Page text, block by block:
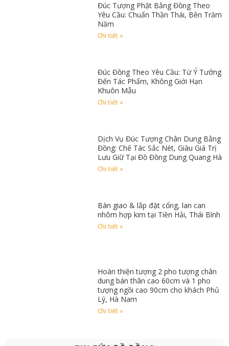
Đúc Tượng Phật Bằng Đồng Theo
Yêu Cầu: Chuẩn Thần Thái, Bền Trăm
Năm
Chi tiết »
Đúc Đồng Theo Yêu Cầu: Từ Ý Tưởng
Đến Tác Phẩm, Không Giới Hạn
Khuôn Mẫu
Chi tiết »
Dịch Vụ Đúc Tượng Chân Dung Bằng
Đồng: Chế Tác Sắc Nét, Giàu Giá Trị
Lưu Giữ Tại Đồ Đồng Dung Quang Hà
Chi tiết »
Bàn giao & lắp đặt cổng, lan can
nhôm hợp kim tại Tiền Hải, Thái Bình
Chi tiết »
Hoàn thiện tượng 2 pho tượng chân
dung bán thân cao 60cm và 1 pho
tượng ngồi cao 90cm cho khách Phủ
Lý, Hà Nam
Chi tiết »